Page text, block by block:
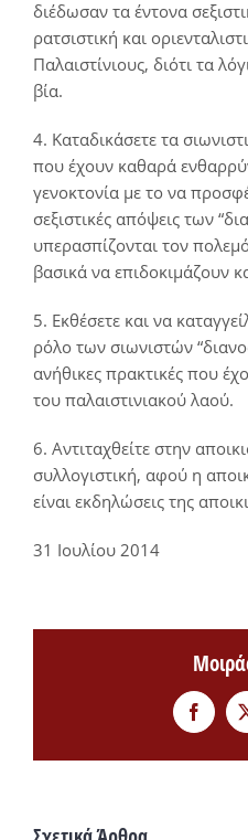
διέδωσαν τα έντονα
ρατσιστική και
Παλαιστίνιους, διότι τα
βία.
4. Καταδικάσετε τα
που έχουν καθαρά
γενοκτονία με το να
σεξιστικές απόψεις των
υπερασπίζονται τον
βασικά να επιδοκιμάζουν
5. Εκθέσετε και να
ρόλο των σιωνιστών
ανήθικες πρακτικές που
του παλαιστινιακού λαού.
6. Αντιταχθείτε στην
συλλογιστική, αφού η
είναι εκδηλώσεις της
31 Ιουλίου 2014